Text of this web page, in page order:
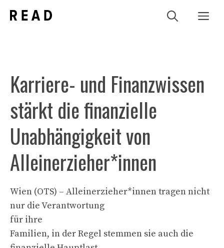
Inhalt
Karriere- und Finanzwissen
stärkt die finanzielle
Unabhängigkeit von
Alleinerzieher*innen
Wien (OTS) – Alleinerzieher*innen tragen nicht
nur die Verantwortung
für ihre
Familien, in der Regel stemmen sie auch die